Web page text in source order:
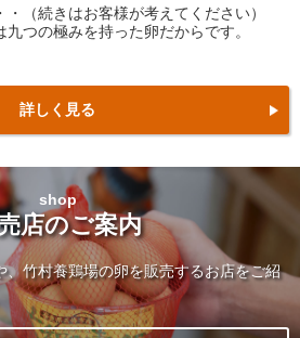
（続きはお客様が考えてください）
つの極みを持った卵だからです。
詳しく見る
shop
店のご案内
、竹村養鶏場の卵を販売するお店をご紹